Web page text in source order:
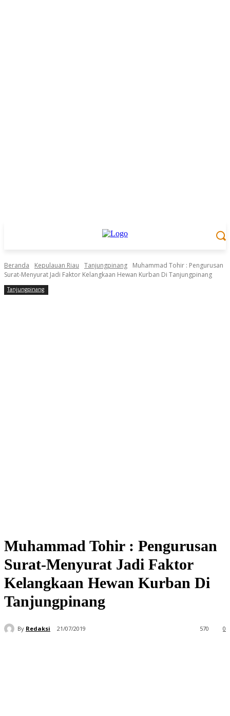
Beranda Kepulauan Riau Tanjungpinang
Muhammad Tohir : Pengurusan
Surat-Menyurat Jadi Faktor Kelangkaan Hewan Kurban Di Tanjungpinang
Tanjungpinang
Muhammad Tohir : Pengurusan
Surat-Menyurat Jadi Faktor
Kelangkaan Hewan Kurban Di
Tanjungpinang
By Redaksi 21/07/2019 0
570